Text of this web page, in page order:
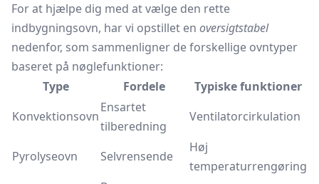
For at hjælpe dig med at vælge den rette
indbygningsovn, har vi opstillet en oversigtstabel
nedenfor, som sammenligner de forskellige ovntyper
baseret på nøglefunktioner:
Type
Fordele
Typiske funktioner
Konvektionsovn
Ensartet
tilberedning
Ventilatorcirkulation
Pyrolyseovn Selvrensende
Høj
temperaturrengøring